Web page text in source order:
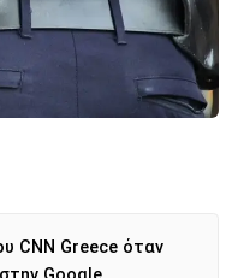
CNN Greece όταν